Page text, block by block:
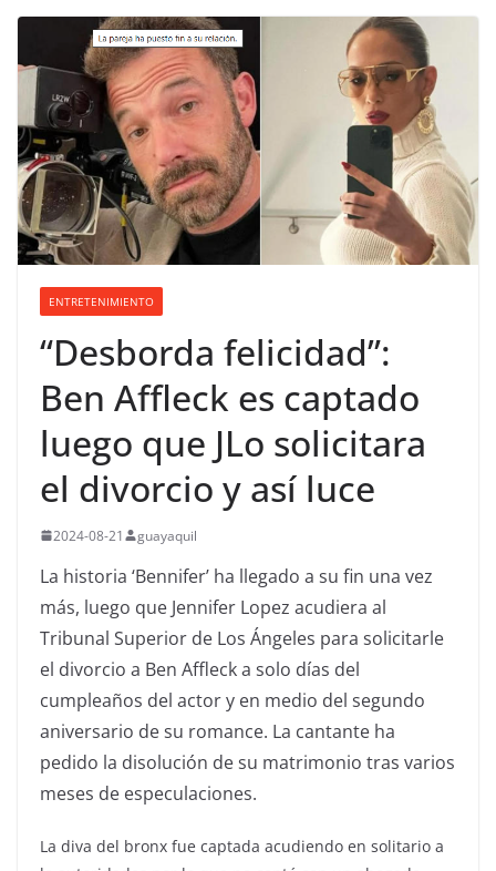
ENTRETENIMIENTO
“Desborda felicidad”:
Ben Affleck es captado
luego que JLo solicitara
el divorcio y así luce
2024-08-21 guayaquil
La historia ‘Bennifer’ ha llegado a su fin una vez
más, luego que Jennifer Lopez acudiera al
Tribunal Superior de Los Ángeles para solicitarle
el divorcio a Ben Affleck a solo días del
cumpleaños del actor y en medio del segundo
aniversario de su romance. La cantante ha
pedido la disolución de su matrimonio tras varios
meses de especulaciones.
La diva del bronx fue captada acudiendo en solitario a